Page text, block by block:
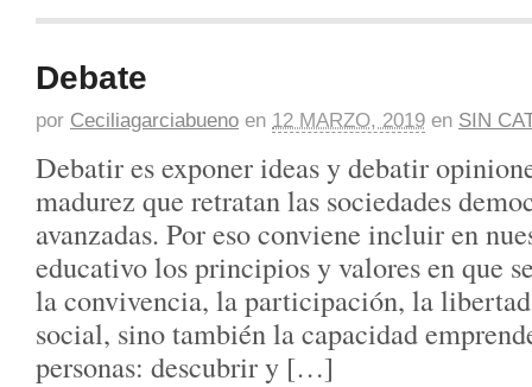
Debate
por Ceciliagarciabueno en 12 MARZO, 2019 en SIN
Debatir es exponer ideas y debatir
madurez que retratan las sociedades
avanzadas. Por eso conviene incluir en
educativo los principios y valores en que
la convivencia, la participación, la
social, sino también la capacidad
personas: descubrir y […]